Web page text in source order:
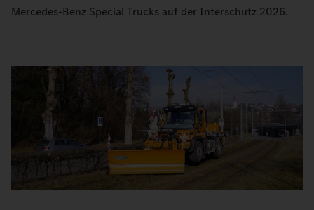
Mercedes-Benz Special Trucks auf der Interschutz 2026.